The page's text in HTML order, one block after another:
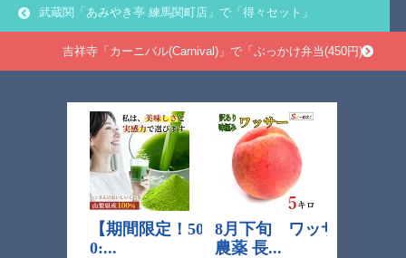
武蔵関「あみやき亭 練馬関町店」で「得々セット」
吉祥寺「カーニバル(Carnival)」で「ぶっかけ弁当(450円)」